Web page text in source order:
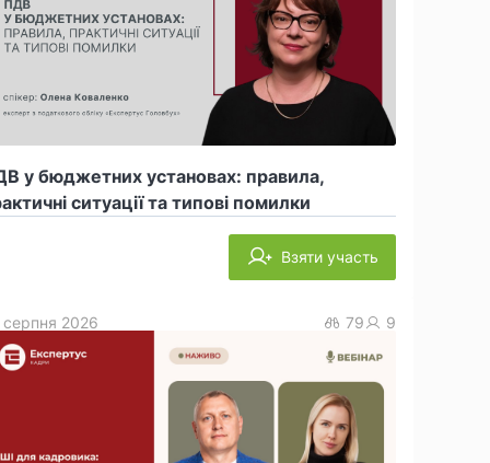
у бюджетних установах: правила,
ситуації та типові помилки
Взяти участь
серпня 2026 79 9